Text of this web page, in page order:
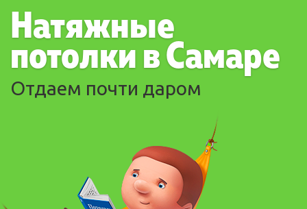
Натяжные
потолки в Самаре
Отдаем почти даром